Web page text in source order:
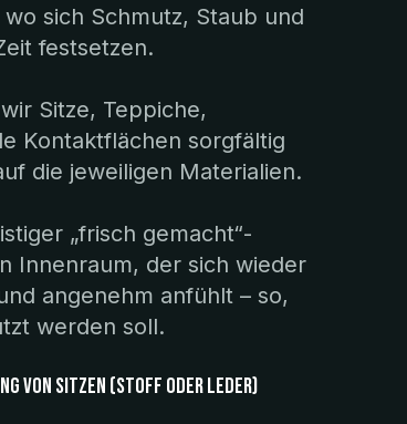
sich Schmutz, Staub und
festsetzen.
Sitze, Teppiche,
Kontaktflächen sorgfältig
die jeweiligen Materialien.
„frisch gemacht“-
Innenraum, der sich wieder
angenehm anfühlt – so,
werden soll.
von Sitzen (Stoff oder Leder)